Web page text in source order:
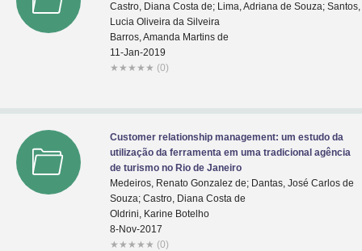
Castro, Diana Costa de; Lima, Adriana de Souza; Santos,
Lucia Oliveira da Silveira
Barros, Amanda Martins de
11-Jan-2019
★ ★ ★ ★ ★ (0)
Customer relationship management: um estudo da
utilização da ferramenta em uma tradicional agência
de turismo no Rio de Janeiro
Medeiros, Renato Gonzalez de; Dantas, José Carlos de
Souza; Castro, Diana Costa de
Oldrini, Karine Botelho
8-Nov-2017
★ ★ ★ ★ ★ (0)